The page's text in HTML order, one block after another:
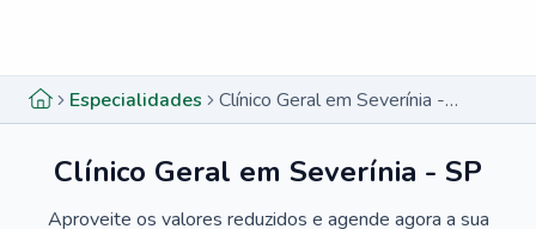
Especialidades Clínico Geral em Severínia - SP
Clínico Geral em Severínia - SP
Aproveite os valores reduzidos e agende agora a sua